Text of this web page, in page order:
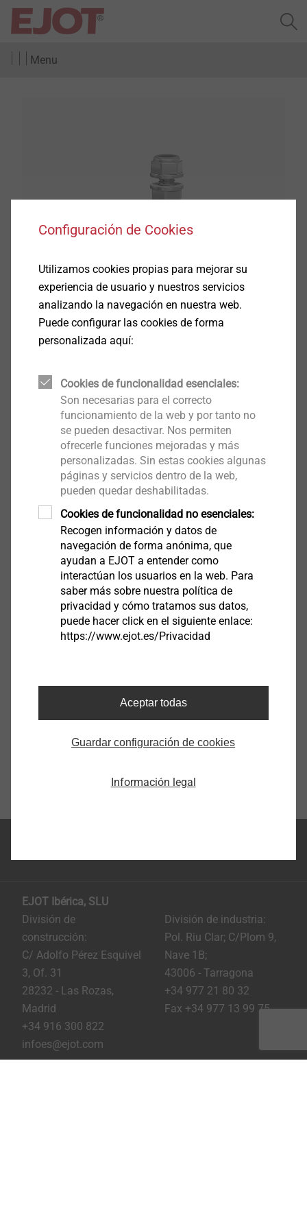
Menu
solar
Fijaciones fotovoltaica y térmica
El sistema de fijación solar de EJOT es el primer
elemento de fijación inoxidable con homologación del
Instituto Alemán de la Construcción (DiBT) para
montar estructuras de fotovoltaica a chapas
trapezoidales y cubiertas sándwich.
El pretaladrado es cosa del pasado: el nuevo sistema
de fijación solar de EJOT de acero inoxidable A2 (AISI
304) o A4 (AISI 316) se caracteriza por una punta de
broca de acero endurecido. Crear la rosca y fijar en un
solo paso de trabajo.
Rango de aplicación:
fotovoltaicas en subestructuras de madera
Sin necesidad de taladros adicionales en la
Uso de sistemas de sellado aprobados
Sin necesidad de herramientas de montaje
Sujeción extremadamente segura gracias a la
EJOT Ibérica, SLU
División de
construcción:
C/ Adolfo Pérez Esquivel
3, Of. 31
28232 - Las Rozas,
Madrid
+34 916 300 822
infoes@ejot.com
División de industria:
Pol. Riu Clar; C/Plom 9,
Nave 1B;
43006 - Tarragona
+34 977 21 80 32
Fax +34 977 13 99 75
Configuración de Cookies
Utilizamos cookies propias para mejorar su
experiencia de usuario y nuestros servicios
analizando la navegación en nuestra web.
Puede configurar las cookies de forma
personalizada aquí:
Cookies de funcionalidad esenciales:
Son necesarias para el correcto
funcionamiento de la web y por tanto no
se pueden desactivar. Nos permiten
ofrecerle funciones mejoradas y más
personalizadas. Sin estas cookies algunas
páginas y servicios dentro de la web,
pueden quedar deshabilitadas.
Cookies de funcionalidad no esenciales:
Recogen información y datos de
navegación de forma anónima, que
ayudan a EJOT a entender como
interactúan los usuarios en la web. Para
saber más sobre nuestra política de
privacidad y cómo tratamos sus datos,
puede hacer click en el siguiente enlace:
https://www.ejot.es/Privacidad
Aceptar todas
Guardar configuración de cookies
Información legal